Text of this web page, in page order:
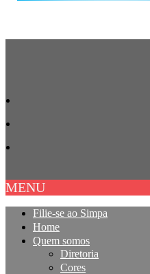
MENU
Filie-se ao Simpa
Home
Quem somos
Diretoria
Cores